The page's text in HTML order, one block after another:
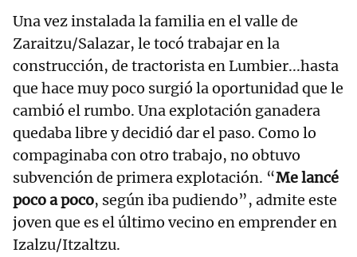
Una vez instalada la familia en el valle de
Zaraitzu/Salazar, le tocó trabajar en la
construcción, de tractorista en Lumbier...hasta
que hace muy poco surgió la oportunidad que le
cambió el rumbo. Una explotación ganadera
quedaba libre y decidió dar el paso. Como lo
compaginaba con otro trabajo, no obtuvo
subvención de primera explotación. “Me lancé
poco a poco, según iba pudiendo”, admite este
joven que es el último vecino en emprender en
Izalzu/Itzaltzu.